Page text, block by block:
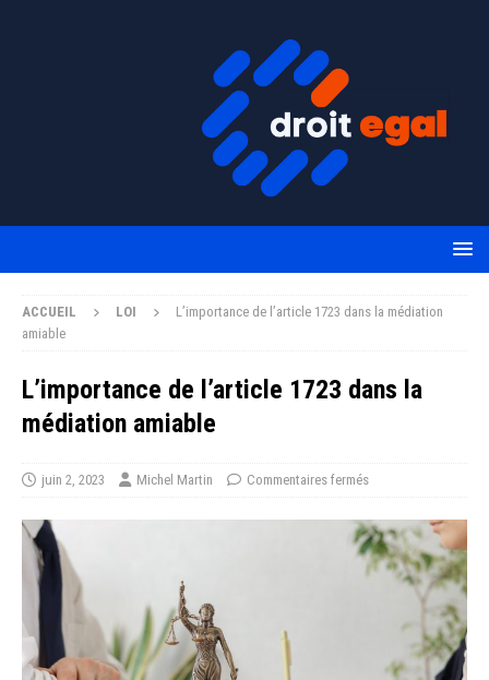
ACCUEIL LOI
L’importance de l’article 1723 dans la médiation
amiable
L’importance de l’article 1723 dans la
médiation amiable
juin 2, 2023 Michel Martin Commentaires fermés